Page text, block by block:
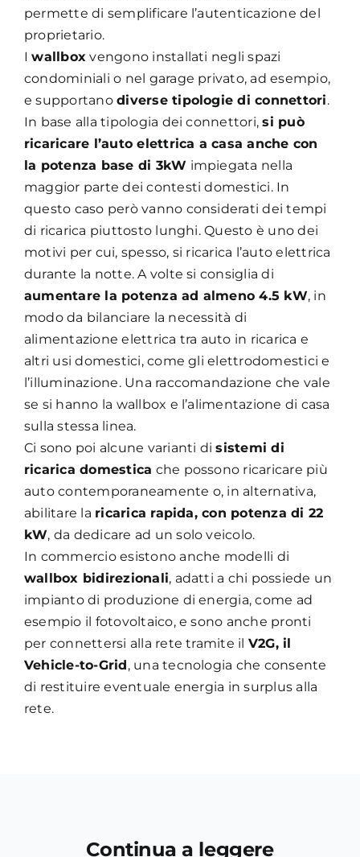
permette di semplificare l’autenticazione del
proprietario.
Iwallbox vengono installati negli spazi
condominiali o nel garage privato, ad esempio,
e supportanodiverse tipologie di connettori.
In base alla tipologia dei connettori,si può
ricaricare l’auto elettrica a casa anche con
la potenza base di 3kW impiegata nella
maggior parte dei contesti domestici. In
questo caso però vanno considerati dei tempi
di ricarica piuttosto lunghi. Questo è uno dei
motivi per cui, spesso, si ricarica l’auto elettrica
durante la notte. A volte si consiglia di
aumentare la potenza ad almeno 4.5 kW, in
modo da bilanciare la necessità di
alimentazione elettrica tra auto in ricarica e
altri usi domestici, come gli elettrodomestici e
l’illuminazione. Una raccomandazione che vale
se si hanno la wallbox e l’alimentazione di casa
sulla stessa linea.
Ci sono poi alcune varianti disistemi di
ricarica domestica che possono ricaricare più
auto contemporaneamente o, in alternativa,
abilitare la ricarica rapida, con potenza di 22
kW, da dedicare ad un solo veicolo.
In commercio esistono anche modelli di
wallbox bidirezionali, adatti a chi possiede un
impianto di produzione di energia, come ad
esempio il fotovoltaico, e sono anche pronti
per connettersi alla rete tramite il V2G, il
Vehicle-to-Grid, una tecnologia che consente
di restituire eventuale energia in surplus alla
rete.
Continua a leggere